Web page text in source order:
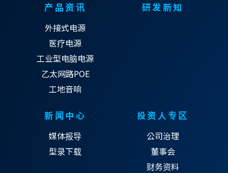
产品资讯
外接式电源
医疗电源
工业型电脑电源
乙太网路POE
工地音响
研发新知
新闻中心
媒体报导
型录下载
投资人专区
公司治理
董事会
财务资料